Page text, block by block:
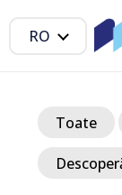
RO
Toate